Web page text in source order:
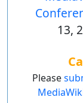
13,
Please